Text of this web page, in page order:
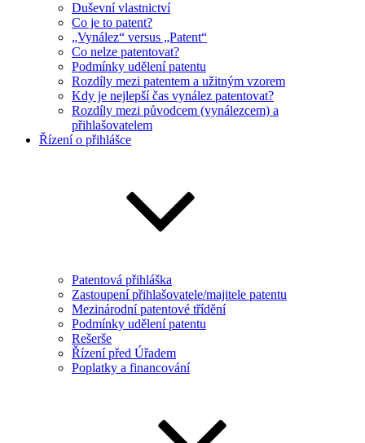
Duševní vlastnictví
Co je to patent?
„Vynález“ versus „Patent“
Co nelze patentovat?
Podmínky udělení patentu
Rozdíly mezi patentem a užitným vzorem
Kdy je nejlepší čas vynález patentovat?
Rozdíly mezi původcem (vynálezcem) a
přihlašovatelem
Řízení o přihlášce
Patentová přihláška
Zastoupení přihlašovatele/majitele patentu
Mezinárodní patentové třídění
Podmínky udělení patentu
Rešerše
Řízení před Úřadem
Poplatky a financování